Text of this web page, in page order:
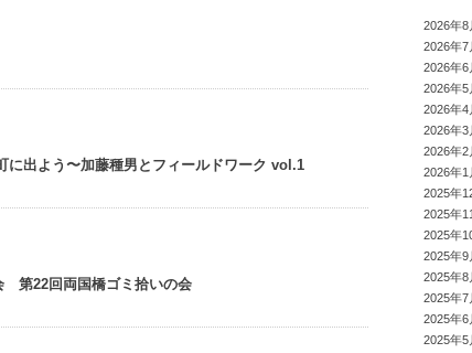
に出よう〜加藤種男とフィールドワーク vol.1
第22回両国橋ゴミ拾いの会
2026年8
2026年7
2026年6
2026年5
2026年4
2026年3
2026年2
2026年1
2025年
2025年
2025年
2025年9
2025年8
2025年7
2025年6
2025年5